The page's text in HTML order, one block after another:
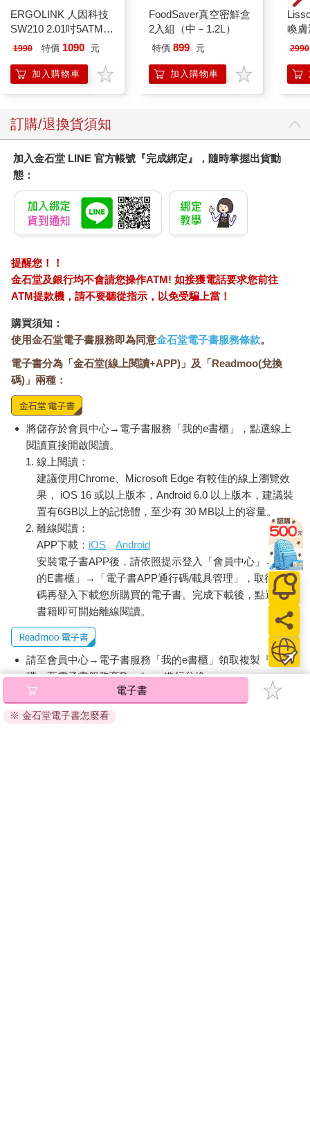
ERGOLINK 人因科技
SW210 2.01吋5ATM游
泳心率血氧藍牙通話腕
1990 特價 1090 元
加入購物車
FoodSaver真空密鮮盒
2入組（中－1.2L）
特價 899 元
加入購物車
喚
儀
2990
訂購/退換貨須知
加入金石堂 LINE 官方帳號『完成綁定』，隨時掌握出貨動
態：
提醒您！！
金石堂及銀行均不會請您操作ATM! 如接獲電話要求您前往
ATM提款機，請不要聽從指示，以免受騙上當！
購買須知：
使用金石堂電子書服務即為同意金石堂電子書服務條款。
電子書分為「金石堂(線上閱讀+APP)」及「Readmoo(兌換
碼)」兩種：
將儲存於會員中心→電子書服務「我的e書櫃」，點選線上
閱讀直接開啟閱讀。
線上閱讀：
建議使用Chrome、Microsoft Edge 有較佳的線上瀏覽效
果， iOS 16 或以上版本，Android 6.0 以上版本，建議裝
置有6GB以上的記憶體，至少有 30 MB以上的容量。
離線閱讀：
APP下載： iOS
Android
安裝電子書APP後，請依照提示登入「會員中心」→「我
的E書櫃」→「電子書APP通行碼/載具管理」，取得通行
碼再登入下載您所購買的電子書。完成下載後，點選任一
書籍即可開始離線閱讀。
請至會員中心→電子書服務「我的e書櫃」領取複製『兌換
碼』至電子書服務商Readmoo進行兌換。
退換貨須知：
因版權保護，您在金石堂所購買的電子書僅能以金石堂專屬
電子書
※ 金石堂電子書怎麼看